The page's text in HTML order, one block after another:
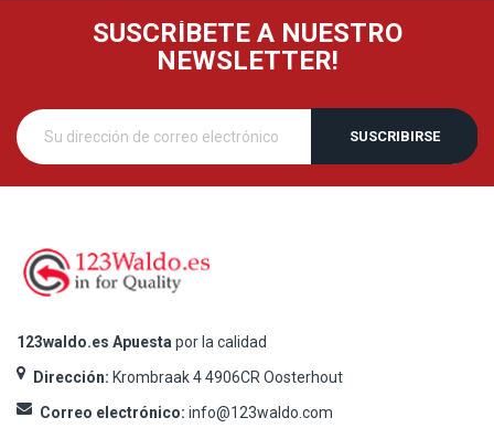
SUSCRÍBETE A NUESTRO
NEWSLETTER!
SUSCRIBIRSE
123waldo.es Apuesta por la calidad
Dirección: Krombraak 4 4906CR Oosterhout
Correo electrónico: info@123waldo.com